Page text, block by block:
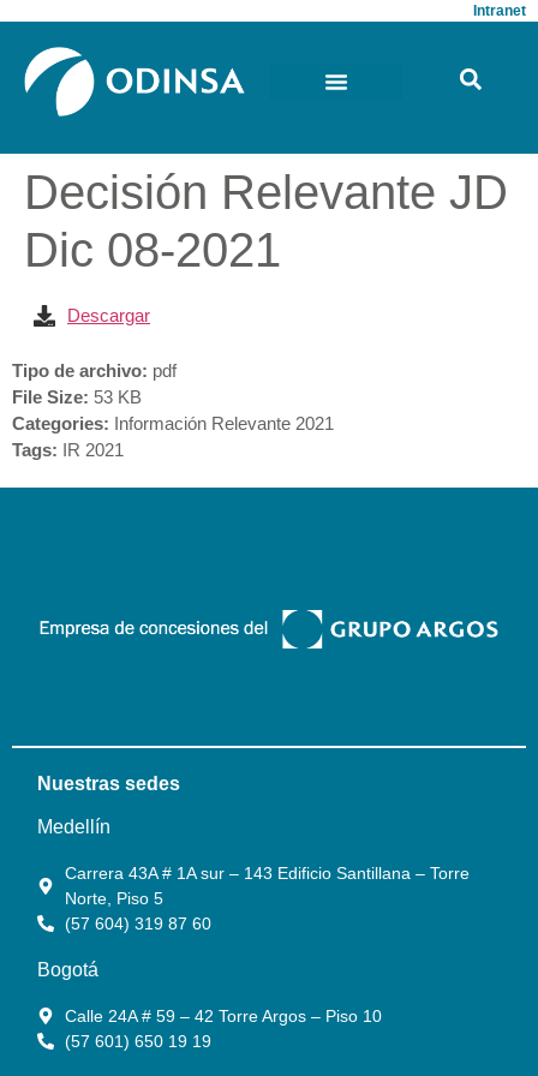
Intranet
Decisión Relevante JD
Dic 08-2021
Descargar
Tipo de archivo: pdf
File Size: 53 KB
Categories: Información Relevante 2021
Tags:
IR 2021
Nuestras sedes
Medellín
Carrera 43A # 1A sur – 143 Edificio Santillana – Torre
Norte, Piso 5
(57 604) 319 87 60
Bogotá
Calle 24A # 59 – 42 Torre Argos – Piso 10
(57 601) 650 19 19